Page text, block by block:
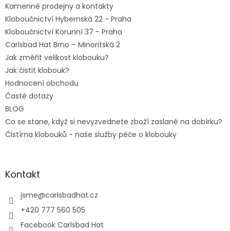
Kamenné prodejny a kontakty
Kloboučnictví Hybernská 22 - Praha
Kloboučnictví Korunní 37 - Praha
Carlsbad Hat Brno – Minoritská 2
Jak změřit velikost klobouku?
Jak čistit klobouk?
Hodnocení obchodu
Časté dotazy
BLOG
Co se stane, když si nevyzvednete zboží zaslané na dobírku?
Čistírna klobouků - naše služby péče o klobouky
Kontakt
jsme@carlsbadhat.cz
+420 777 560 505
Facebook Carlsbad Hat